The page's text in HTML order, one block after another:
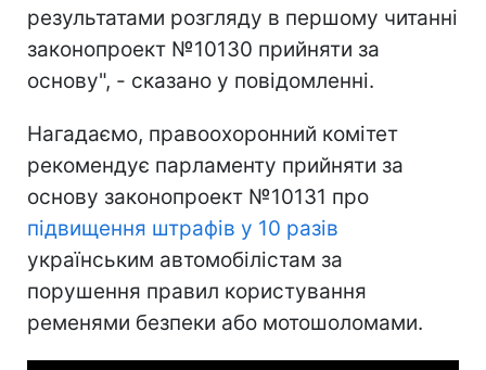
результатами розгляду в першому читанні
законопроект №10130 прийняти за
основу", - сказано у повідомленні.
Нагадаємо, правоохоронний комітет
рекомендує парламенту прийняти за
основу законопроект №10131 про
підвищення штрафів у 10 разів
українським автомобілістам за
порушення правил користування
ременями безпеки або мотошоломами.